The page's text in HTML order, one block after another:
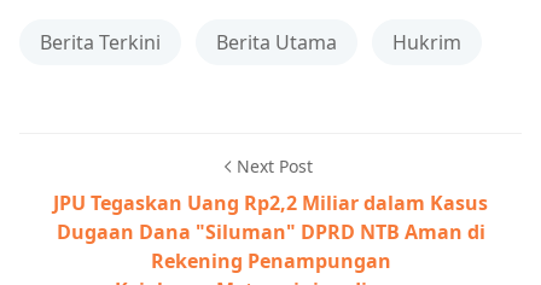
Berita Terkini Berita Utama Hukrim
Next Post
JPU Tegaskan Uang Rp2,2 Miliar dalam Kasus
Dugaan Dana "Siluman" DPRD NTB Aman di
Rekening Penampungan